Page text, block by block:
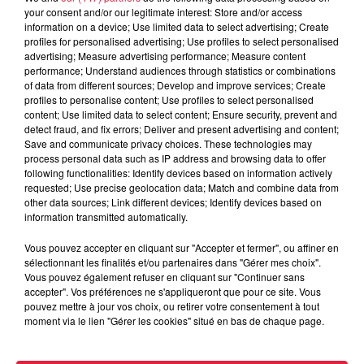
Europa-Park : des précisons sur l’après Euro-
Mir
your consent and/or our legitimate interest: Store and/or access
information on a device; Use limited data to select advertising; Create
profiles for personalised advertising; Use profiles to select personalised
advertising; Measure advertising performance; Measure content
performance; Understand audiences through statistics or combinations
of data from different sources; Develop and improve services; Create
profiles to personalise content; Use profiles to select personalised
content; Use limited data to select content; Ensure security, prevent and
detect fraud, and fix errors; Deliver and present advertising and content;
Save and communicate privacy choices. These technologies may
process personal data such as IP address and browsing data to offer
following functionalities: Identify devices based on information actively
requested; Use precise geolocation data; Match and combine data from
other data sources; Link different devices; Identify devices based on
information transmitted automatically.
Vous pouvez accepter en cliquant sur "Accepter et fermer", ou affiner en
sélectionnant les finalités et/ou partenaires dans "Gérer mes choix".
Vous pouvez également refuser en cliquant sur "Continuer sans
accepter". Vos préférences ne s'appliqueront que pour ce site. Vous
pouvez mettre à jour vos choix, ou retirer votre consentement à tout
moment via le lien "Gérer les cookies" situé en bas de chaque page.